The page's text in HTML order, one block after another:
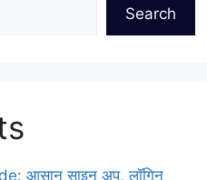
Search
आसान साइन अप, लॉगिन